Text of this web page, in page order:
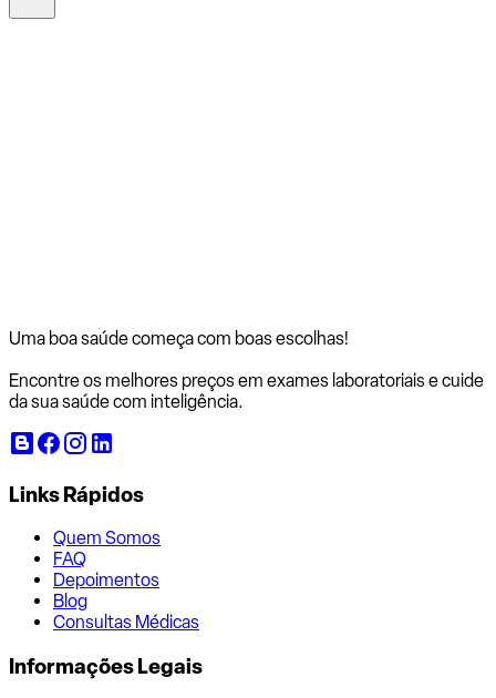
Uma boa saúde começa com boas escolhas!
Encontre os melhores preços em exames laboratoriais e cuide
da sua saúde com inteligência.
Links Rápidos
Quem Somos
FAQ
Depoimentos
Blog
Consultas Médicas
Informações Legais